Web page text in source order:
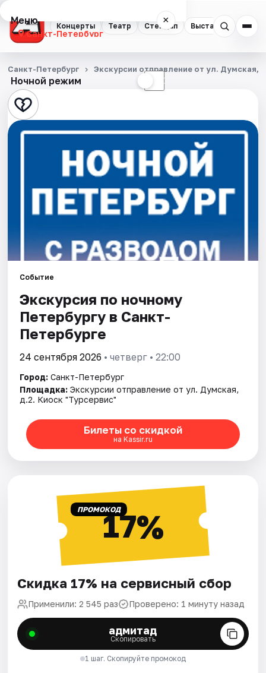
Концерты Театр Стендап Выставки
Меню ×
Санкт-Петербург
Концерты
Театр
Стендап
События
Города
Площадки
Артисты
Рейтинги
Ночной режим ☾
Санкт-Петербург Экскурсии отправление от ул. Думская,
Событие
Экскурсия по ночному
Петербургу в Санкт-
Петербурге
24 сентября 2026 • четверг • 22:00
Город: Санкт-Петербург
Площадка: Экскурсии отправление от ул. Думская,
д.2. Киоск "Турсервис"
Билеты со скидкой
на Kassir.ru
ПРОМОКОД17%
Скидка 17% на сервисный сбор
Применили: 2 545 раз Проверено: 1 минуту назад
адмитад
Скопировать
1 шаг. Скопируйте промокод